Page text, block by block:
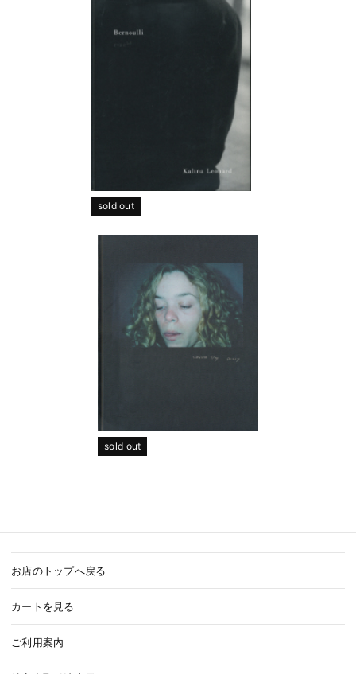
sold out
sold out
お店のトップへ戻る
カートを見る
ご利用案内